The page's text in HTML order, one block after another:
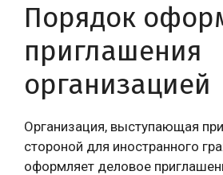
Порядок
приглашения
организацией
Организация, выступающая
стороной для иностранного
оформляет деловое